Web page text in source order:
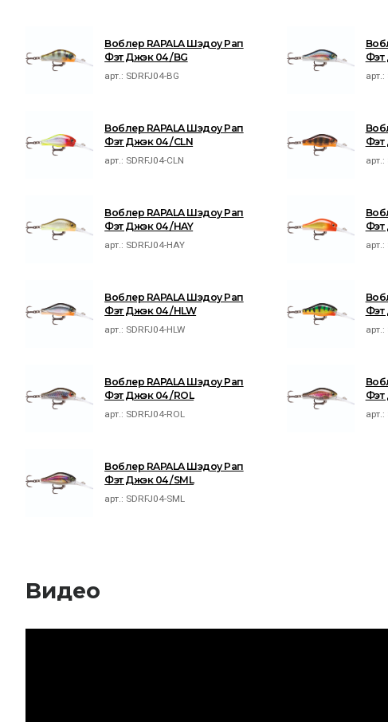
Воблер RAPALA Шэдоу Рап
Фэт Джэк 04 /BG
арт.: SDRFJ04-BG
Фэт
арт.:
Воблер RAPALA Шэдоу Рап
Фэт Джэк 04 /CLN
арт.: SDRFJ04-CLN
Фэт
арт.:
Воблер RAPALA Шэдоу Рап
Фэт Джэк 04 /HAY
арт.: SDRFJ04-HAY
Фэт
арт.:
Воблер RAPALA Шэдоу Рап
Фэт Джэк 04 /HLW
арт.: SDRFJ04-HLW
Фэт
арт.:
Воблер RAPALA Шэдоу Рап
Фэт Джэк 04 /ROL
арт.: SDRFJ04-ROL
Фэт
арт.:
Воблер RAPALA Шэдоу Рап
Фэт Джэк 04 /SML
арт.: SDRFJ04-SML
Видео